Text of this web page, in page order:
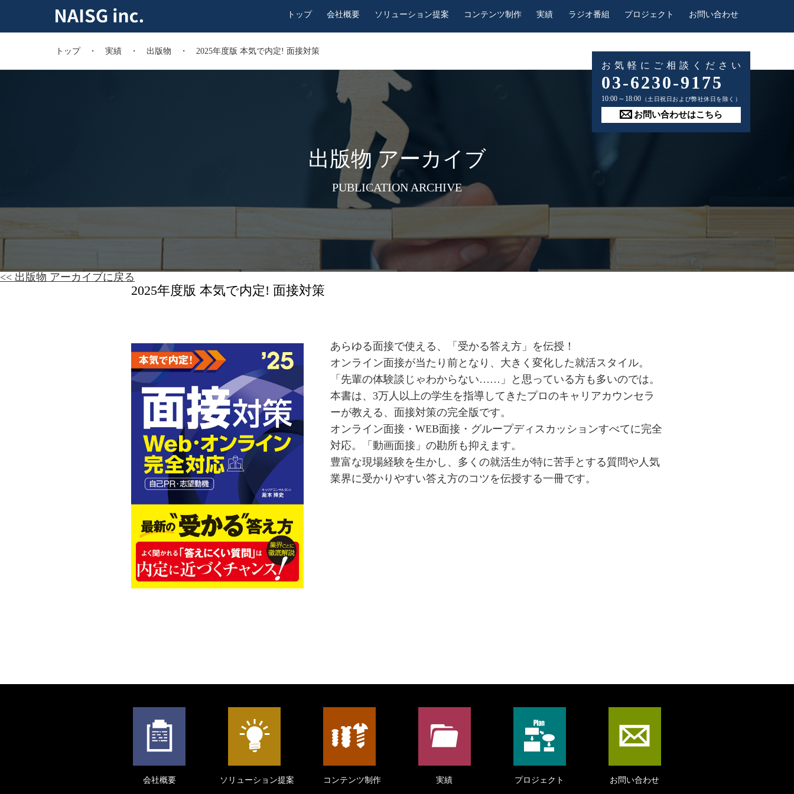
トップ 会社概要 ソリューション提案 コンテンツ制作 実績 ラジオ番組 プロジェクト お問い合わせ
トップ 実績 出版物 2025年度版 本気で内定! 面接対策
出版物 アーカイブ
PUBLICATION ARCHIVE
<< 出版物 アーカイブに戻る
2025年度版 本気で内定! 面接対策
あらゆる面接で使える、「受かる答え方」を伝授！
オンライン面接が当たり前となり、大きく変化した就活スタイル。
「先輩の体験談じゃわからない……」と思っている方も多いのでは。
本書は、3万人以上の学生を指導してきたプロのキャリアカウンセラ
ーが教える、面接対策の完全版です。
オンライン面接・WEB面接・グループディスカッションすべてに完全
対応。「動画面接」の勘所も抑えます。
豊富な現場経験を生かし、多くの就活生が特に苦手とする質問や人気
業界に受かりやすい答え方のコツを伝授する一冊です。
お気軽にご相談ください
03-6230-9175
10:00～18:00 （土日祝日および弊社休日を除く）
お問い合わせはこちら
会社概要 ソリューション提案 コンテンツ制作 実績 プロジェクト お問い合わせ